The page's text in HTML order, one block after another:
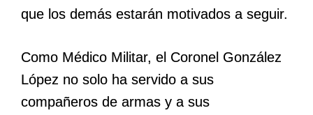
que los demás estarán motivados a seguir.
Como Médico Militar, el Coronel González
López no solo ha servido a sus
compañeros de armas y a sus